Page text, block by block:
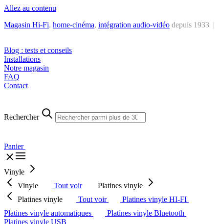
Allez au contenu
Magasin Hi-Fi, home-cinéma, intégration audio-vidéo depuis 1933 |
Blog : tests et conseils
Installations
Notre magasin
FAQ
Contact
Rechercher
Panier
Vinyle
Vinyle
Tout voir
Platines vinyle
Platines vinyle
Tout voir
Platines vinyle HI-FI
Platines vinyle automatiques
Platines vinyle Bluetooth
Platines vinyle USB